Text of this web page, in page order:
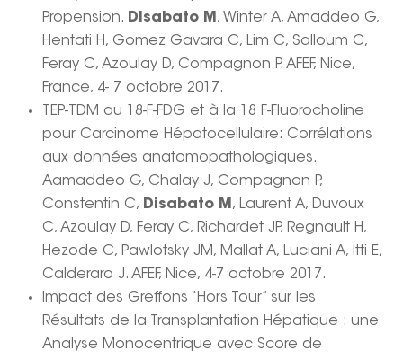
Propension. Disabato M , Winter A, Amaddeo G,
Hentati H, Gomez Gavara C, Lim C, Salloum C,
Feray C, Azoulay D, Compagnon P. AFEF, Nice,
France, 4- 7 octobre 2017.
TEP-TDM au 18-F-FDG et à la 18 F-Fluorocholine
pour Carcinome Hépatocellulaire: Corrélations
aux données anatomopathologiques.
Aamaddeo G, Chalay J, Compagnon P,
Constentin C, Disabato M , Laurent A, Duvoux
C, Azoulay D, Feray C, Richardet JP, Regnault H,
Hezode C, Pawlotsky JM, Mallat A, Luciani A, Itti E,
Calderaro J. AFEF, Nice, 4-7 octobre 2017.
Impact des Greffons “Hors Tour” sur les
Résultats de la Transplantation Hépatique : une
Analyse Monocentrique avec Score de